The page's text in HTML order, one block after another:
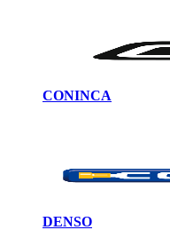
CONINCA
DENSO